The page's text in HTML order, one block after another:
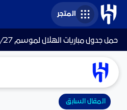
المتجر
حمل جدول مباريات الهلال لموسم 26/27
المقال السابق